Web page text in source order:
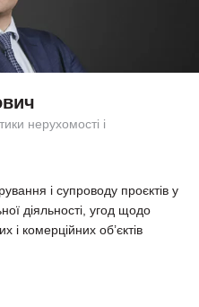
нерухомості і
і супроводу проєктів у
діяльності, угод щодо
і комерційних об’єктів